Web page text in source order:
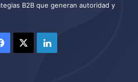
B2B que generan autoridad y
Facebook LinkedIn